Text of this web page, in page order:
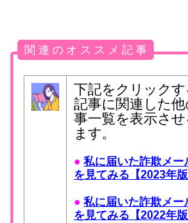
関 連 の オ ス ス メ 記 事
下記をクリック
記事に関連した
事一覧を表示さ
ます。
● 私に届いた詐欺メー
を見てみる【2023年版
● 私に届いた詐欺メー
を見てみる【2022年版